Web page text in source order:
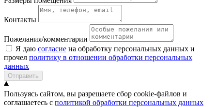
Контакты
Пожелания/комментарии
Я даю согласие на обработку персональных данных и
прочел политику в отношении обработки персональных
данных
Отправить
Пользуясь сайтом, вы разрешаете сбор cookie-файлов и
соглашаетесь с политикой обработки персональных данных